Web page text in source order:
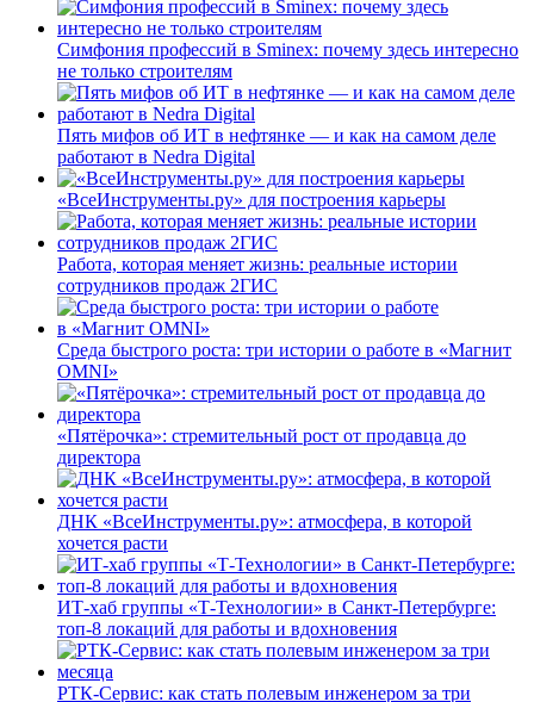
Симфония профессий в Sminex: почему здесь интересно
не только строителям
Пять мифов об ИТ в нефтянке — и как на самом деле
работают в Nedra Digital
«ВсеИнструменты.ру» для построения карьеры
Работа, которая меняет жизнь: реальные истории
сотрудников продаж 2ГИС
Среда быстрого роста: три истории о работе в «Магнит
OMNI»
«Пятёрочка»: стремительный рост от продавца до
директора
ДНК «ВсеИнструменты.ру»: атмосфера, в которой
хочется расти
ИТ-хаб группы «Т-Технологии» в Санкт-Петербурге:
топ-8 локаций для работы и вдохновения
РТК-Сервис: как стать полевым инженером за три